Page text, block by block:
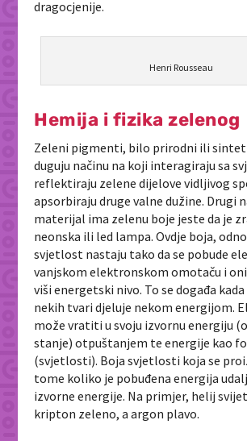
dragocjenije.
Henri Rousseau
Hemija i fizika zelenog
Zeleni pigmenti, bilo prirodni ili
duguju načinu na koji interagiraju sa
reflektiraju zelene dijelove vidljivog
apsorbiraju druge valne dužine. Drugi
materijal ima zelenu boje jeste da je
neonska ili led lampa. Ovdje boja,
svjetlost nastaju tako da se pobude
vanjskom elektronskom omotaču i oni
viši energetski nivo. To se događa
nekih tvari djeluje nekom energijom.
može vratiti u svoju izvornu energiju
stanje) otpuštanjem te energije kao
(svjetlosti). Boja svjetlosti koja se
tome koliko je pobuđena energija
izvorne energije. Na primjer, helij
kripton zeleno, a argon plavo.